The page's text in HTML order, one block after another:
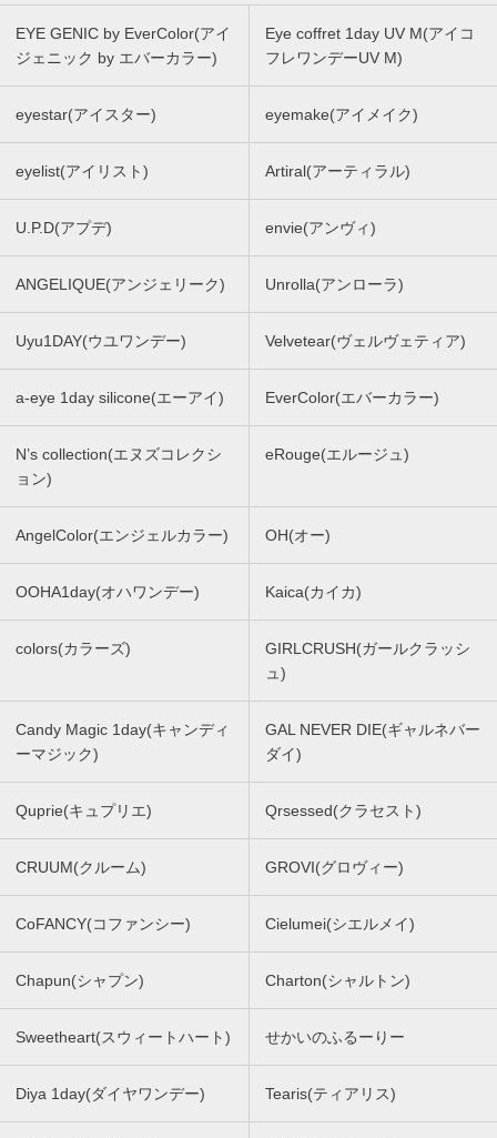
EYE GENIC by EverColor(アイ
ジェニック by エバーカラー)
Eye coffret 1day UV M(アイコ
フレワンデーUV M)
eyestar(アイスター) eyemake(アイメイク)
eyelist(アイリスト) Artiral(アーティラル)
U.P.D(アプデ) envie(アンヴィ)
ANGELIQUE(アンジェリーク) Unrolla(アンローラ)
Uyu1DAY(ウユワンデー) Velvetear(ヴェルヴェティア)
a-eye 1day silicone(エーアイ) EverColor(エバーカラー)
N’s collection(エヌズコレクシ
ョン)
eRouge(エルージュ)
AngelColor(エンジェルカラー) OH(オー)
OOHA1day(オハワンデー) Kaica(カイカ)
colors(カラーズ)
GIRLCRUSH(ガールクラッシ
ュ)
Candy Magic 1day(キャンディ
ーマジック)
GAL NEVER DIE(ギャルネバー
ダイ)
Quprie(キュプリエ) Qrsessed(クラセスト)
CRUUM(クルーム) GROVI(グロヴィー)
CoFANCY(コファンシー) Cielumei(シエルメイ)
Chapun(シャプン) Charton(シャルトン)
Sweetheart(スウィートハート) せかいのふるーりー
Diya 1day(ダイヤワンデー) Tearis(ティアリス)